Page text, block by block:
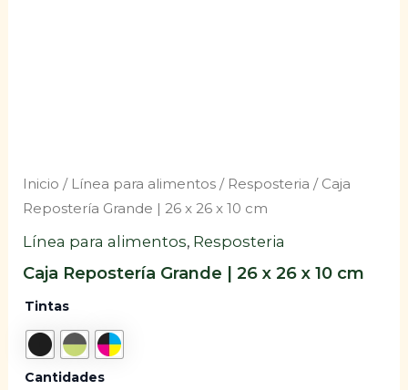
Inicio / Línea para alimentos / Resposteria / Caja
Repostería Grande | 26 x 26 x 10 cm
Línea para alimentos, Resposteria
Caja Repostería Grande | 26 x 26 x 10 cm
Tintas
Cantidades